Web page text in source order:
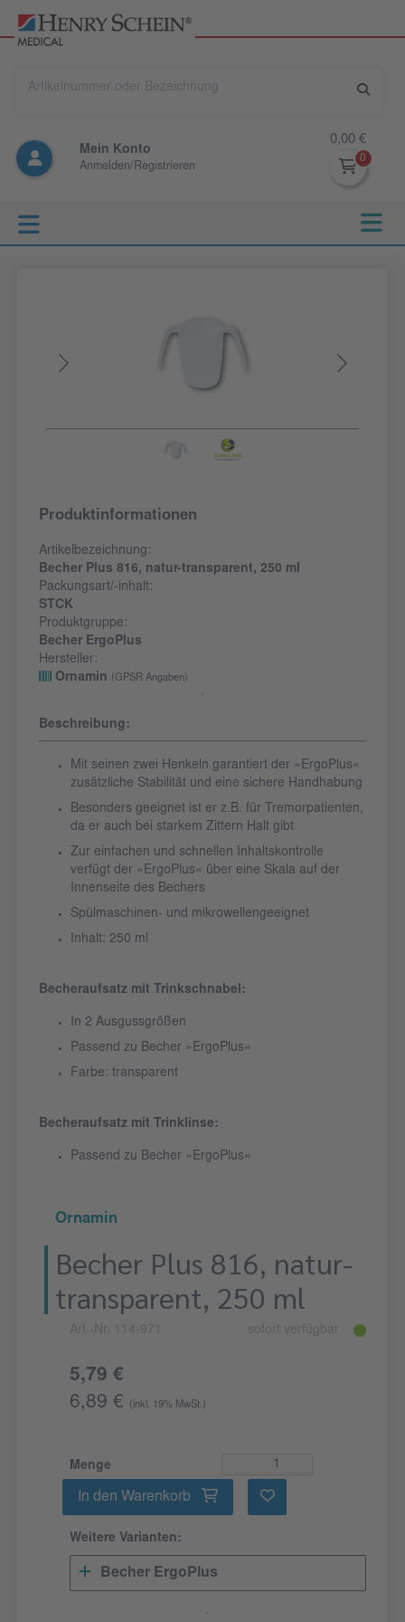
Mein Konto
Anmelden/Registrieren
0,00 €
Produktinformationen
Artikelbezeichnung:
Becher Plus 816, natur-transparent, 250 ml
Packungsart/-inhalt:
STCK
Produktgruppe:
Becher ErgoPlus
Hersteller:
Ornamin
(GPSR Angaben)
Beschreibung:
Mit seinen zwei Henkeln garantiert der »ErgoPlus«
zusätzliche Stabilität und eine sichere Handhabung
Besonders geeignet ist er z.B. für Tremorpatienten,
da er auch bei starkem Zittern Halt gibt
Zur einfachen und schnellen Inhaltskontrolle
verfügt der »ErgoPlus« über eine Skala auf der
Innenseite des Bechers
Spülmaschinen- und mikrowellengeeignet
Inhalt: 250 ml
Becheraufsatz mit Trinkschnabel:
In 2 Ausgussgrößen
Passend zu Becher »ErgoPlus«
Farbe: transparent
Becheraufsatz mit Trinklinse:
Passend zu Becher »ErgoPlus«
Ornamin
Becher Plus 816, natur-
transparent, 250 ml
Art.-Nr. 114-971 sofort verfügbar
5,79 €
6,89 €
(inkl. 19% MwSt.)
Menge
In den Warenkorb
Weitere Varianten:
Becher ErgoPlus